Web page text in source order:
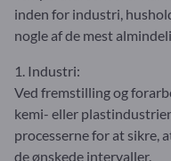
inden for industri,
nogle af de mest
1. Industri:
Ved fremstilling og
kemi- eller
processerne for at sikre,
de ønskede intervaller.